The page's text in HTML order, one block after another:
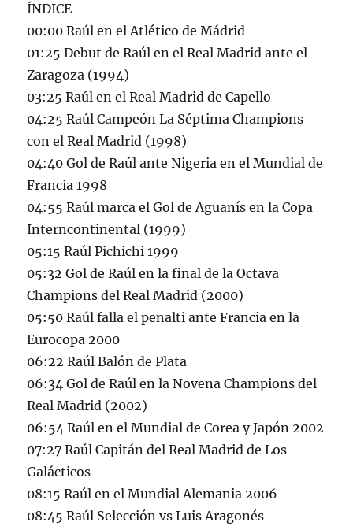
ÍNDICE
00:00 Raúl en el Atlético de Mádrid
01:25 Debut de Raúl en el Real Madrid ante el
Zaragoza (1994)
03:25 Raúl en el Real Madrid de Capello
04:25 Raúl Campeón La Séptima Champions
con el Real Madrid (1998)
04:40 Gol de Raúl ante Nigeria en el Mundial de
Francia 1998
04:55 Raúl marca el Gol de Aguanís en la Copa
Interncontinental (1999)
05:15 Raúl Pichichi 1999
05:32 Gol de Raúl en la final de la Octava
Champions del Real Madrid (2000)
05:50 Raúl falla el penalti ante Francia en la
Eurocopa 2000
06:22 Raúl Balón de Plata
06:34 Gol de Raúl en la Novena Champions del
Real Madrid (2002)
06:54 Raúl en el Mundial de Corea y Japón 2002
07:27 Raúl Capitán del Real Madrid de Los
Galácticos
08:15 Raúl en el Mundial Alemania 2006
08:45 Raúl Selección vs Luis Aragonés